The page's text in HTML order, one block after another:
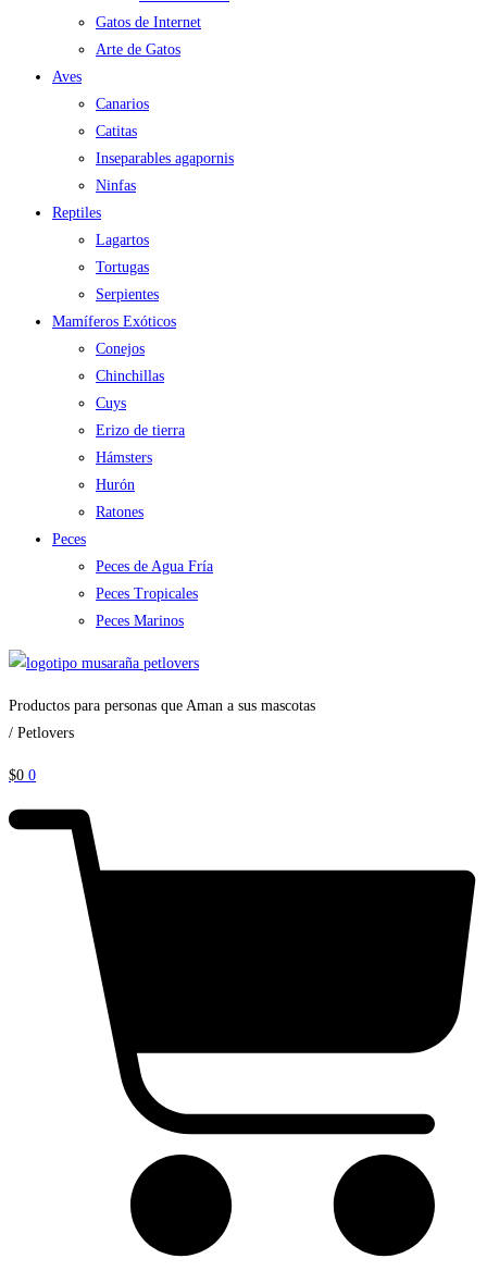
Gatos de Internet
Arte de Gatos
Aves
Canarios
Catitas
Inseparables agapornis
Ninfas
Reptiles
Lagartos
Tortugas
Serpientes
Mamíferos Exóticos
Conejos
Chinchillas
Cuys
Erizo de tierra
Hámsters
Hurón
Ratones
Peces
Peces de Agua Fría
Peces Tropicales
Peces Marinos
Productos para personas que Aman a sus mascotas
/ Petlovers
$0 0